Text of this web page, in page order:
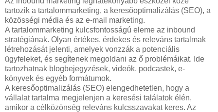
tartozik a tartalommarketing, a keresőoptimalizálás (SEO), a
közösségi média és az e-mail marketing.
A tartalommarketing kulcsfontosságú eleme az inbound
stratégiának. Olyan értékes, érdekes és releváns tartalmak
létrehozását jelenti, amelyek vonzzák a potenciális
ügyfeleket, és segítenek megoldani az ő problémáikat. Ide
tartozhatnak blogbejegyzések, videók, podcastek, e-
könyvek és egyéb formátumok.
A keresőoptimalizálás (SEO) elengedhetetlen, hogy a
vállalat tartalma megjelenjen a keresési találatok élén,
amikor a célközönség releváns kulcsszavakat keres. Az